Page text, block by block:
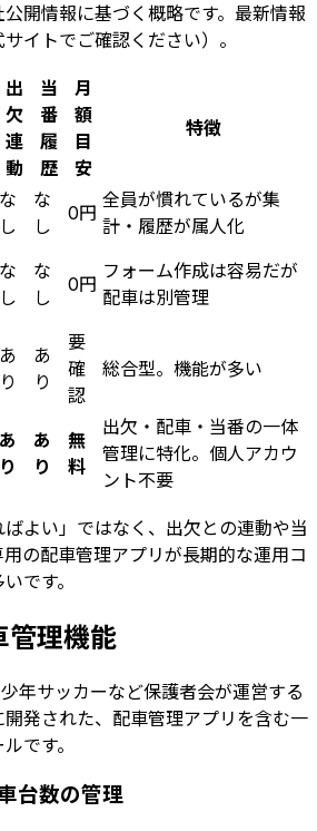
開情報に基づく概略です。最新情報
イトでご確認ください）。
出
欠
連
動
当
番
履
歴
月
額
目
安
特徴
な
し
な
し
0円
全員が慣れているが集
計・履歴が属人化
な
し
な
し
0円
フォーム作成は容易だが
配車は別管理
あ
り
あ
り
要
確
認
総合型。機能が多い
あ
り
あ
り
無
料
出欠・配車・当番の一体
管理に特化。個人アカウ
ント不要
ばよい」ではなく、出欠との連動や当
の配車管理アプリが長期的な運用コ
です。
理機能
年サッカーなど保護者会が運営する
発された、配車管理アプリを含む一
です。
台数の管理